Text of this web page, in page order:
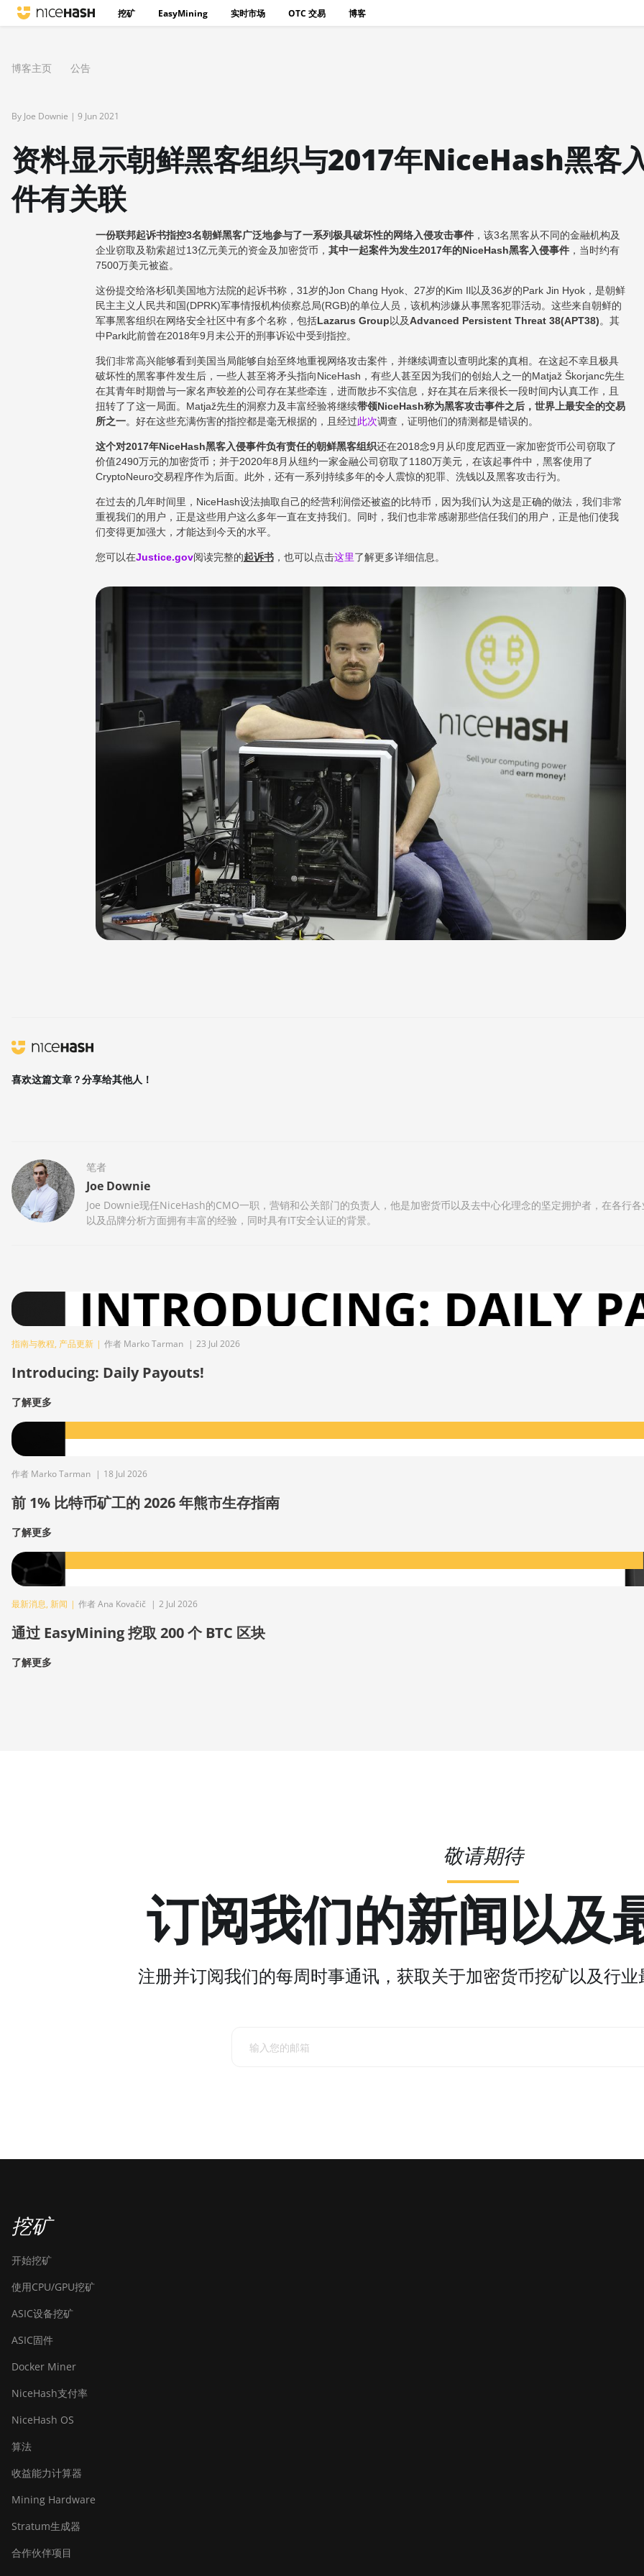
挖矿 EasyMining 实时市场 OTC 交易 博客
博客主页 公告
By Joe Downie | 9 Jun 2021
资料显示朝鲜黑客组织与2017年NiceHash黑客
件有关联
一份联邦起诉书指控3名朝鲜黑客广泛地参与了一系列极具破坏性的网络入侵攻击事件，该3名黑客从不同的金融机构及
企业窃取及勒索超过13亿元美元的资金及加密货币， 其中一起案件为发生2017年的NiceHash黑客入侵事件，当时约有
7500万美元被盗。
这份提交给洛杉矶美国地方法院的起诉书称，31岁的Jon Chang Hyok、27岁的Kim Il以及36岁的Park Jin Hyok，是朝鲜
民主主义人民共和国(DPRK)军事情报机构侦察总局(RGB)的单位人员，该机构涉嫌从事黑客犯罪活动。这些来自朝鲜的
军事黑客组织在网络安全社区中有多个名称，包括Lazarus Group以及Advanced Persistent Threat 38(APT38)。其
中Park此前曾在2018年9月未公开的刑事诉讼中受到指控。
我们非常高兴能够看到美国当局能够自始至终地重视网络攻击案件，并继续调查以查明此案的真相。在这起不幸且极具
破坏性的黑客事件发生后，一些人甚至将矛头指向NiceHash，有些人甚至因为我们的创始人之一的Matjaž Škorjanc先生
在其青年时期曾与一家名声较差的公司存在某些牵连，进而散步不实信息，好在其在后来很长一段时间内认真工作，且
扭转了了这一局面。Matjaž先生的洞察力及丰富经验将继续带领NiceHash称为黑客攻击事件之后，世界上最安全的交易
所之一。好在这些充满伤害的指控都是毫无根据的，且经过此次调查，证明他们的猜测都是错误的。
这个对2017年NiceHash黑客入侵事件负有责任的朝鲜黑客组织还在2018念9月从印度尼西亚一家加密货币公司窃取了
价值2490万元的加密货币；并于2020年8月从纽约一家金融公司窃取了1180万美元，在该起事件中，黑客使用了
CryptoNeuro交易程序作为后面。此外，还有一系列持续多年的令人震惊的犯罪、洗钱以及黑客攻击行为。
在过去的几年时间里，NiceHash设法抽取自己的经营利润偿还被盗的比特币，因为我们认为这是正确的做法，我们非常
重视我们的用户，正是这些用户这么多年一直在支持我们。同时，我们也非常感谢那些信任我们的用户，正是他们使我
们变得更加强大，才能达到今天的水平。
您可以在Justice.gov阅读完整的起诉书，也可以点击这里了解更多详细信息。
喜欢这篇文章？分享给其他人！
笔者
Joe Downie
Joe Downie现任NiceHash的CMO一职，营销和公关部门的负责人，他是加密货币以及去中心化理念的坚定拥护者，在各行
以及品牌分析方面拥有丰富的经验，同时具有IT安全认证的背景。
指南与教程, 产品更新 | 作者 Marko Tarman | 23 Jul 2026
Introducing: Daily Payouts!
了解更多
作者 Marko Tarman | 18 Jul 2026
前 1% 比特币矿工的 2026 年熊市生存指南
了解更多
最新消息, 新闻 | 作者 Ana Kovačič | 2 Jul 2026
通过 EasyMining 挖取 200 个 BTC 区块
了解更多
敬请期待
订阅我们的新闻以及
注册并订阅我们的每周时事通讯，获取关于加密货币挖矿以及行
挖矿
开始挖矿
使用CPU/GPU挖矿
ASIC设备挖矿
ASIC固件
Docker Miner
NiceHash支付率
NiceHash OS
算法
收益能力计算器
Mining Hardware
Stratum生成器
合作伙伴项目